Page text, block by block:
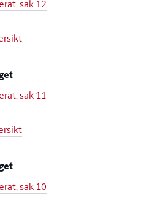
sak 12
sak 11
sak 10